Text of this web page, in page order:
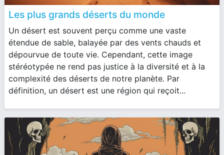
Les plus grands déserts du monde
Un désert est souvent perçu comme une vaste
étendue de sable, balayée par des vents chauds et
dépourvue de toute vie. Cependant, cette image
stéréotypée ne rend pas justice à la diversité et à la
complexité des déserts de notre planète. Par
définition, un désert est une région qui reçoit...